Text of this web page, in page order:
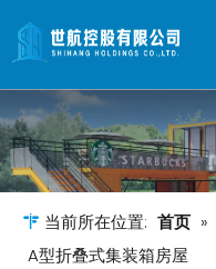
当前所在位置: 首页 »
A型折叠式集装箱房屋